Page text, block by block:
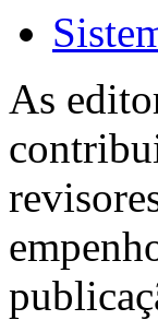
As